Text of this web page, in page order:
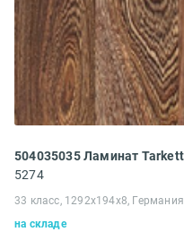
5274
33 класс, 1292x194x8, Германия
на складе